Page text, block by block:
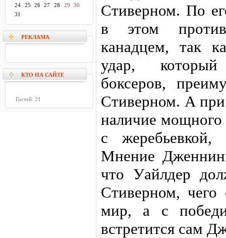
24
25 26 27 28 29
30
31
РЕКЛАМА
КТО НА САЙТЕ
Гостей: 21
Стиверном. По
в этом
канадцем, так
удар, который
боксеров,
Стиверном. А
наличие мощного
с
Мнение
что Уайлдер
Стиверном, чего
мир, а с
встретится сам